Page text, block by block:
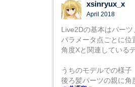
xsinryux_x
April 2018
Live2Dの基本はパー
パラメータ点ごとに位
角度Xと関連している
うちのモデルでの様子
後ろ髪パーツの親に角